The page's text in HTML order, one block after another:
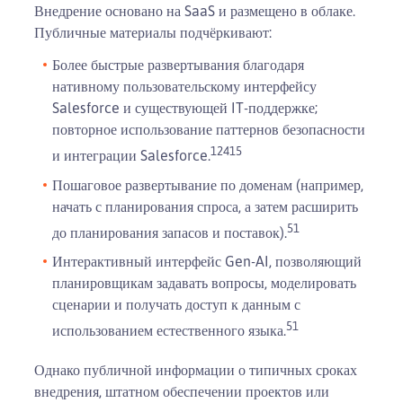
Внедрение основано на SaaS и размещено в облаке.
Публичные материалы подчёркивают:
Более быстрые развертывания благодаря
нативному пользовательскому интерфейсу
Salesforce и существующей IT-поддержке;
повторное использование паттернов безопасности
и интеграции Salesforce.12415
Пошаговое развертывание по доменам (например,
начать с планирования спроса, а затем расширить
до планирования запасов и поставок).51
Интерактивный интерфейс Gen-AI, позволяющий
планировщикам задавать вопросы, моделировать
сценарии и получать доступ к данным с
использованием естественного языка.51
Однако публичной информации о типичных сроках
внедрения, штатном обеспечении проектов или